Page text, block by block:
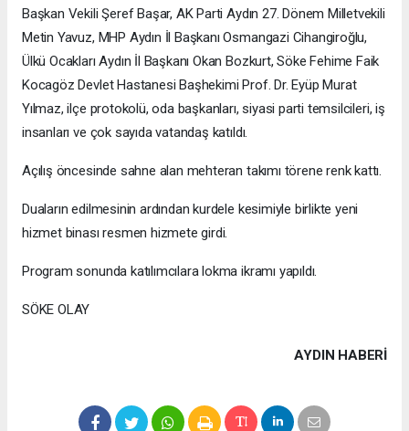
Başkan Vekili Şeref Başar, AK Parti Aydın 27. Dönem Milletvekili
Metin Yavuz, MHP Aydın İl Başkanı Osmangazi Cihangiroğlu,
Ülkü Ocakları Aydın İl Başkanı Okan Bozkurt, Söke Fehime Faik
Kocagöz Devlet Hastanesi Başhekimi Prof. Dr. Eyüp Murat
Yılmaz, ilçe protokolü, oda başkanları, siyasi parti temsilcileri, iş
insanları ve çok sayıda vatandaş katıldı.
Açılış öncesinde sahne alan mehteran takımı törene renk kattı.
Duaların edilmesinin ardından kurdele kesimiyle birlikte yeni
hizmet binası resmen hizmete girdi.
Program sonunda katılımcılara lokma ikramı yapıldı.
SÖKE OLAY
AYDIN HABERİ